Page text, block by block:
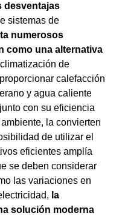
desventajas
sistemas de
numerosos
como una alternativa
de
calefacción
y agua caliente
con su eficiencia
la convierten
de utilizar el
eficientes amplía
se deben considerar
las variaciones en
la
solución moderna